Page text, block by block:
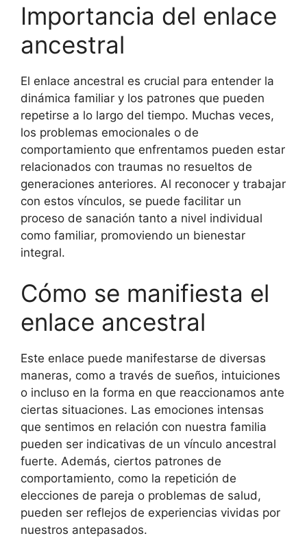
Importancia del enlace
ancestral
El enlace ancestral es crucial para entender la
dinámica familiar y los patrones que pueden
repetirse a lo largo del tiempo. Muchas veces,
los problemas emocionales o de
comportamiento que enfrentamos pueden estar
relacionados con traumas no resueltos de
generaciones anteriores. Al reconocer y trabajar
con estos vínculos, se puede facilitar un
proceso de sanación tanto a nivel individual
como familiar, promoviendo un bienestar
integral.
Cómo se manifiesta el
enlace ancestral
Este enlace puede manifestarse de diversas
maneras, como a través de sueños, intuiciones
o incluso en la forma en que reaccionamos ante
ciertas situaciones. Las emociones intensas
que sentimos en relación con nuestra familia
pueden ser indicativas de un vínculo ancestral
fuerte. Además, ciertos patrones de
comportamiento, como la repetición de
elecciones de pareja o problemas de salud,
pueden ser reflejos de experiencias vividas por
nuestros antepasados.